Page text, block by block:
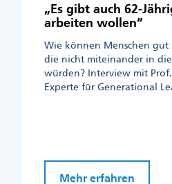
„Es gibt auch 62-
arbeiten wollen“
Wie können Menschen gut
die nicht miteinander in
würden? Interview mit
Experte für Generational
Mehr erfahren